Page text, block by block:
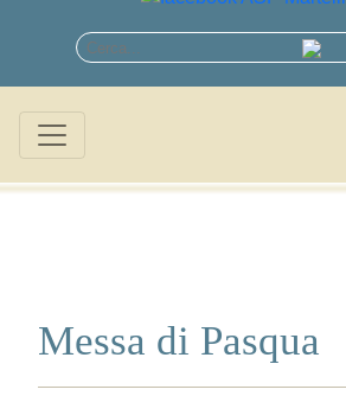
Messa di Pasqua